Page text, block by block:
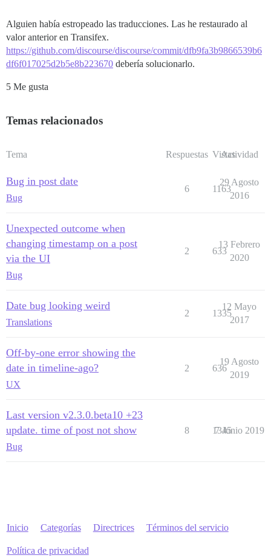
Alguien había estropeado las traducciones. Las he restaurado al
valor anterior en Transifex.
https://github.com/discourse/discourse/commit/dfb9fa3b9866539b6
df6f017025d2b5e8b223670 debería solucionarlo.
5 Me gusta
Temas relacionados
Tema Respuestas Vistas
Actividad
Bug in post date
Bug
6 1163
29 Agosto
2016
Unexpected outcome when
changing timestamp on a post
via the UI
Bug
2 633
13 Febrero
2020
Date bug looking weird
Translations
2 1335
12 Mayo
2017
Off-by-one error showing the
date in timeline-ago?
UX
2 636
19 Agosto
2019
Last version v2.3.0.beta10 +23
update. time of post not show
Bug
8 1345
7 Junio 2019
Inicio Categorías Directrices Términos del servicio
Política de privacidad